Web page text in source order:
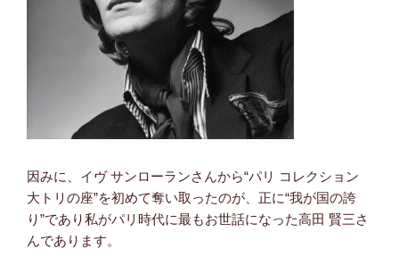
因みに、イヴ サンローランさんから“パリ コレクション
大トリの座”を初めて奪い取ったのが、正に“我が国の誇
り”であり私がパリ時代に最もお世話になった高田 賢三さ
んであります。